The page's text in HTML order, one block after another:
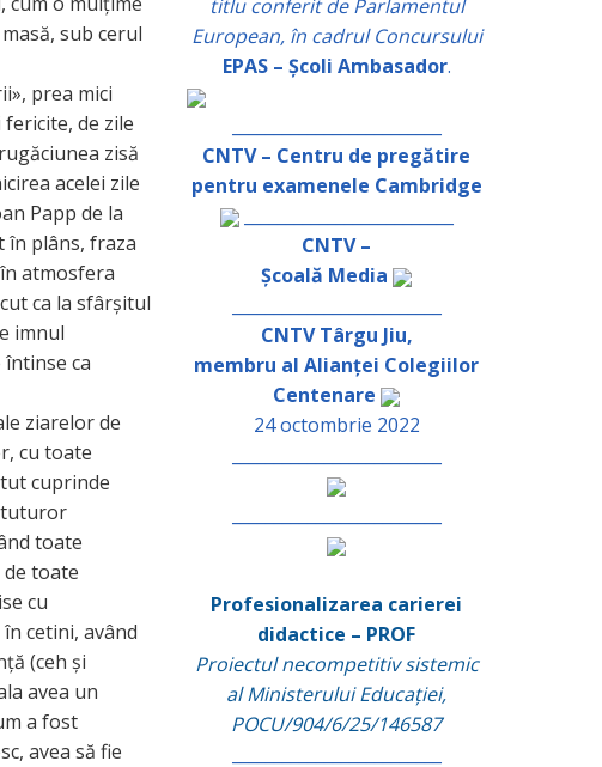
sub cerul
prea mici
de zile
zisă
acelei zile
Papp de la
în plâns, fraza
atmosfera
ca la sfârșitul
imnul
ca
ziarelor de
cu toate
cuprinde
tuturor
toate
toate
cu
cetini, având
(ceh și
avea un
a fost
avea să fie
titlu conferit de Parlamentul
European, în cadrul Concursului
EPAS – Școli Ambasador.
CNTV – Centru de pregătire
pentru examenele Cambridge
_________________________
CNTV –
Școală Media
CNTV Târgu Jiu,
membru al Alianței Colegiilor
Centenare
24 octombrie 2022
Profesionalizarea carierei
didactice – PROF
Proiectul necompetitiv sistemic
al Ministerului Educației,
POCU/904/6/25/146587